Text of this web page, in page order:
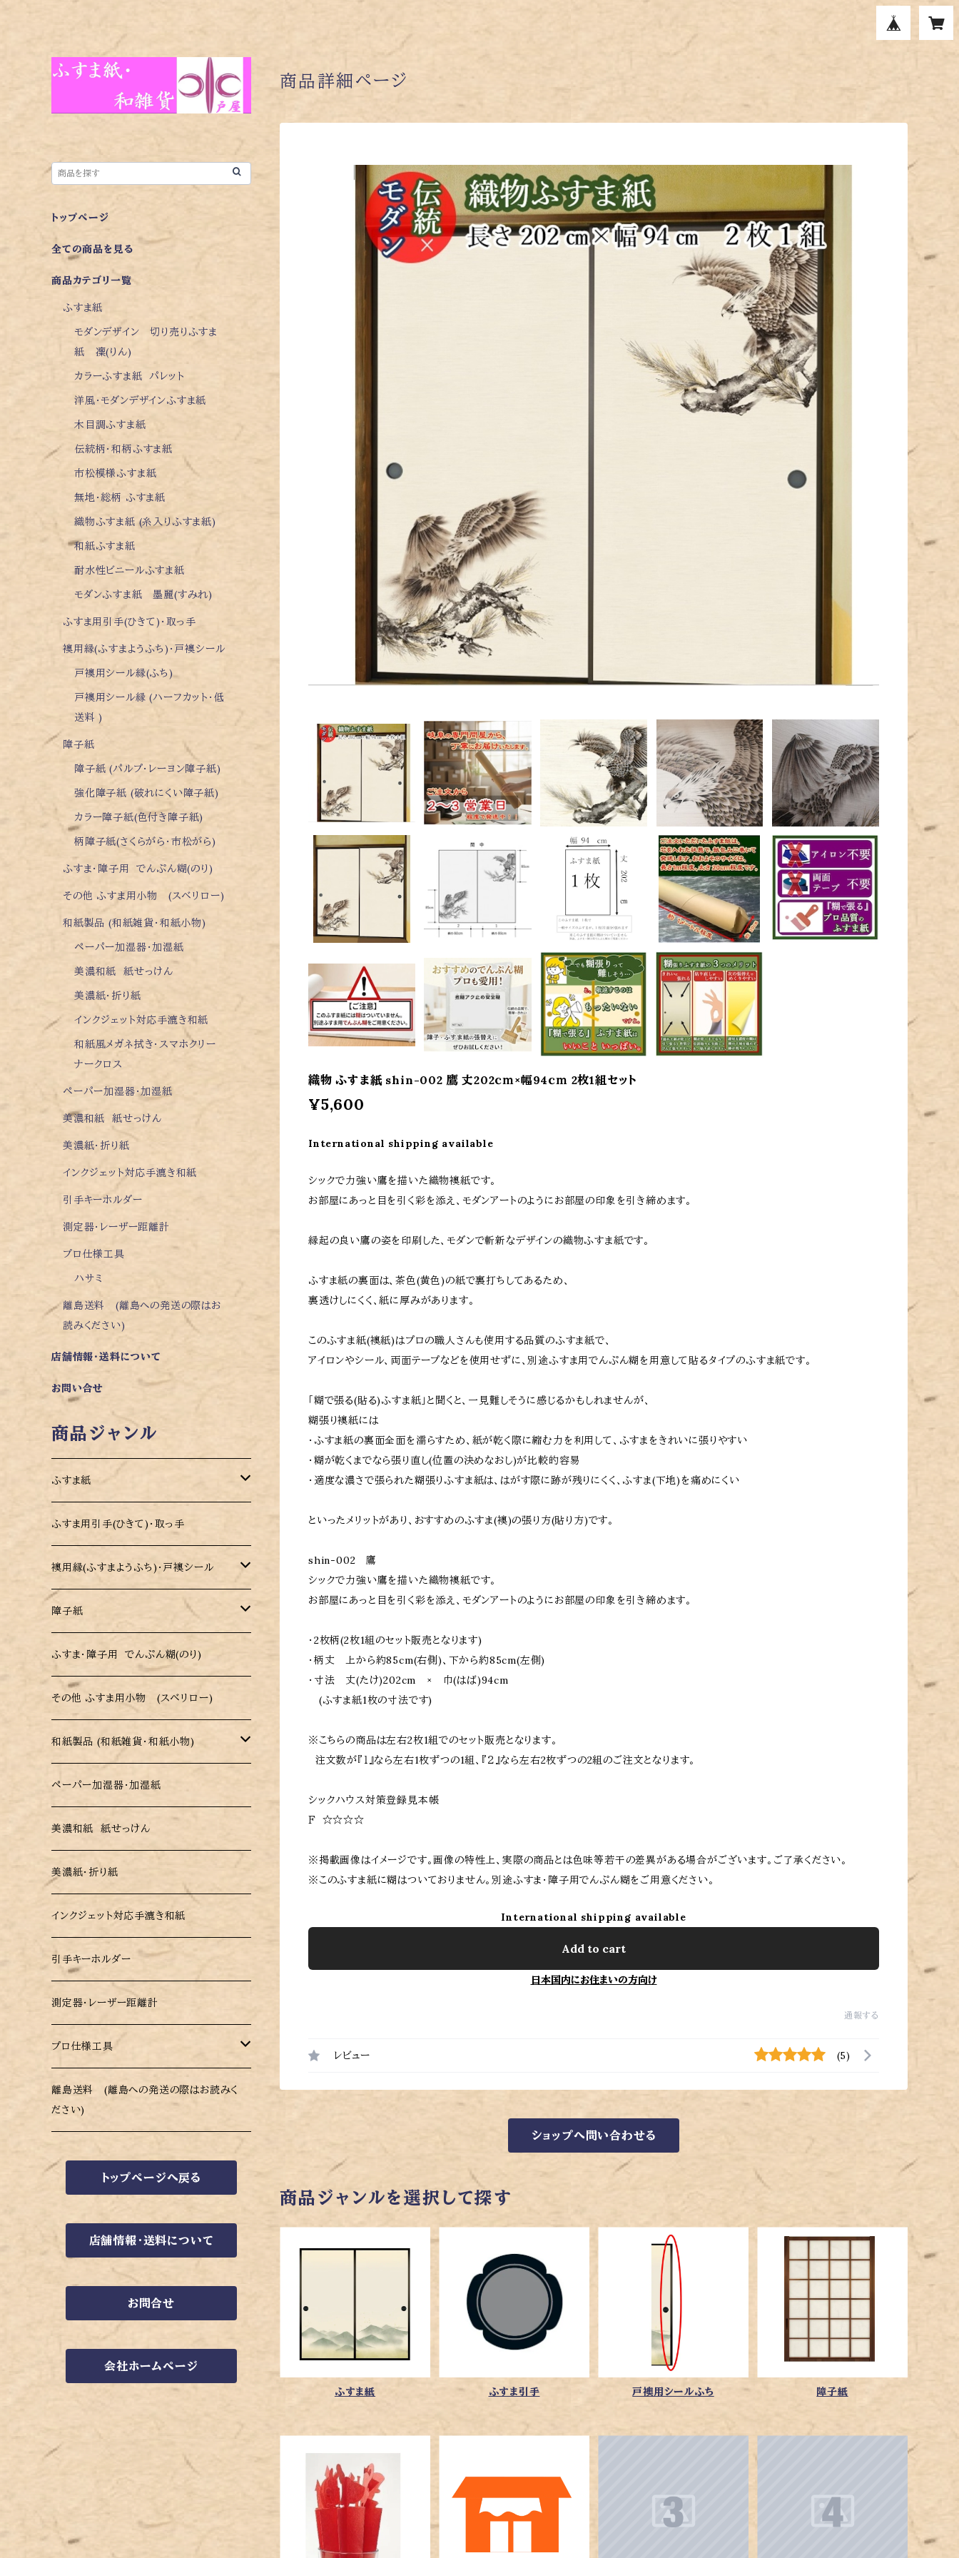
商品詳細ページ
織物 ふすま紙 shin-002 鷹 丈202ｃｍ×幅94ｃｍ 2枚1組セット
¥5,600
International shipping available
シックで力強い鷹を描いた織物襖紙です。
お部屋にあっと目を引く彩を添え、モダンアートのようにお部屋の印象を引き締めます。
縁起の良い鷹の姿を印刷した、モダンで斬新なデザインの織物ふすま紙です。
ふすま紙の裏面は、茶色(黄色)の紙で裏打ちしてあるため、
裏透けしにくく、紙に厚みがあります。
このふすま紙(襖紙)はプロの職人さんも使用する品質のふすま紙で、
アイロンやシール、両面テープなどを使用せずに、別途ふすま用でんぷん糊を用意して貼るタイプのふすま紙です。
「糊で張る(貼る)ふすま紙」と聞くと、一見難しそうに感じるかもしれませんが、
糊張り襖紙には
・ふすま紙の裏面全面を濡らすため、紙が乾く際に縮む力を利用して、ふすまをきれいに張りやすい
・糊が乾くまでなら張り直し(位置の決めなおし)が比較的容易
・適度な濃さで張られた糊張りふすま紙は、はがす際に跡が残りにくく、ふすま(下地)を痛めにくい
といったメリットがあり、おすすめのふすま(襖)の張り方(貼り方)です。
shin-002 鷹
シックで力強い鷹を描いた織物襖紙です。
お部屋にあっと目を引く彩を添え、モダンアートのようにお部屋の印象を引き締めます。
・2枚柄(2枚1組のセット販売となります)
・柄丈 上から約85cm(右側)、下から約85cm(左側)
・寸法 丈(たけ)202cm × 巾(はば)94cm
(ふすま紙1枚の寸法です)
※こちらの商品は左右2枚1組でのセット販売となります。
注文数が『１』なら左右1枚ずつの1組、『２』なら左右2枚ずつの2組のご注文となります。
シックハウス対策登録見本帳
Ｆ ☆☆☆☆
※掲載画像はイメージです。画像の特性上、実際の商品とは色味等若干の差異がある場合がございます。ご了承ください。
※このふすま紙に糊はついておりません。別途ふすま・障子用でんぷん糊をご用意ください。
International shipping available
Add to cart
日本国内にお住まいの方向け
通報する
レビュー (5)
ショップへ問い合わせる
商品ジャンルを選択して探す
ふすま紙 ふすま引手 戸襖用シールふち 障子紙
トップページ
全ての商品を見る
商品カテゴリ一覧
ふすま紙
モダンデザイン 切り売りふすま
紙 凜(りん)
カラーふすま紙 パレット
洋風・モダンデザインふすま紙
木目調ふすま紙
伝統柄・和柄ふすま紙
市松模様ふすま紙
無地・総柄 ふすま紙
織物ふすま紙 (糸入りふすま紙)
和紙ふすま紙
耐水性ビニールふすま紙
モダンふすま紙 墨麗(すみれ)
ふすま用引手(ひきて)・取っ手
襖用縁(ふすまようふち)・戸襖シール
戸襖用シール縁(ふち)
戸襖用シール縁 (ハーフカット・低
送料 )
障子紙
障子紙 (パルプ・レーヨン障子紙)
強化障子紙 (破れにくい障子紙)
カラー障子紙(色付き障子紙)
柄障子紙(さくらがら・市松がら)
ふすま・障子用 でんぷん糊(のり)
その他 ふすま用小物 (スベリロー)
和紙製品 (和紙雑貨・和紙小物)
ペーパー加湿器・加湿紙
美濃和紙 紙せっけん
美濃紙・折り紙
インクジェット対応手漉き和紙
和紙風メガネ拭き・スマホクリー
ナークロス
ペーパー加湿器・加湿紙
美濃和紙 紙せっけん
美濃紙・折り紙
インクジェット対応手漉き和紙
引手キーホルダー
測定器・レーザー距離計
プロ仕様工具
ハサミ
離島送料 (離島への発送の際はお
読みください)
店舗情報・送料について
お問い合せ
商品ジャンル
ふすま紙
モダンデザイン 切り売りふすま紙 凜(り
ん)
カラーふすま紙 パレット
洋風・モダンデザインふすま紙
木目調ふすま紙
伝統柄・和柄ふすま紙
市松模様ふすま紙
無地・総柄 ふすま紙
織物ふすま紙 (糸入りふすま紙)
和紙ふすま紙
耐水性ビニールふすま紙
モダンふすま紙 墨麗(すみれ)
ふすま用引手(ひきて)・取っ手
襖用縁(ふすまようふち)・戸襖シール
戸襖用シール縁(ふち)
戸襖用シール縁 (ハーフカット・低送料 )
障子紙
障子紙 (パルプ・レーヨン障子紙)
強化障子紙 (破れにくい障子紙)
カラー障子紙(色付き障子紙)
柄障子紙(さくらがら・市松がら)
ふすま・障子用 でんぷん糊(のり)
その他 ふすま用小物 (スベリロー)
和紙製品 (和紙雑貨・和紙小物)
ペーパー加湿器・加湿紙
美濃和紙 紙せっけん
美濃紙・折り紙
インクジェット対応手漉き和紙
和紙風メガネ拭き・スマホクリーナークロ
ス
ペーパー加湿器・加湿紙
美濃和紙 紙せっけん
美濃紙・折り紙
インクジェット対応手漉き和紙
引手キーホルダー
測定器・レーザー距離計
プロ仕様工具
ハサミ
離島送料 (離島への発送の際はお読みく
ださい)
トップページへ戻る
店舗情報・送料について
お問合せ
会社ホームページ